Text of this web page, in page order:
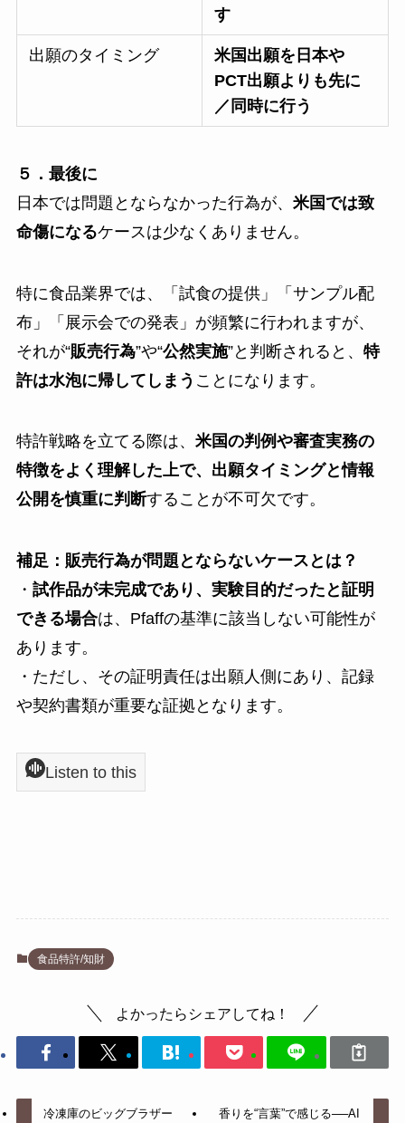
す
出願のタイミング
米国出願を日本や
PCT出願よりも先に
／同時に行う
５．最後に
日本では問題とならなかった行為が、 米国では致
命傷になるケースは少なくありません。
特に食品業界では、「試食の提供」「サンプル配
布」「展示会での発表」が頻繁に行われますが、
それが“販売行為”や“公然実施”と判断されると、 特
許は水泡に帰してしまう ことになります。
特許戦略を立てる際は、 米国の判例や審査実務の
特徴をよく理解した上で、出願タイミングと情報
公開を慎重に判断することが不可欠です。
補足：販売行為が問題とならないケースとは？
・ 試作品が未完成であり、実験目的だったと証明
できる場合は、Pfaffの基準に該当しない可能性が
あります。
・ただし、その証明責任は出願人側にあり、記録
や契約書類が重要な証拠となります。
Listen to this
食品特許/知財
よかったらシェアしてね！
冷凍庫のビッグブラザー
香りを“言葉”で感じる──AI